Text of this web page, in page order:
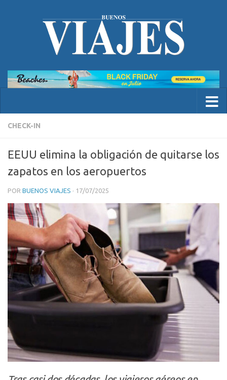
CHECK-IN
EEUU elimina la obligación de quitarse los
zapatos en los aeropuertos
POR BUENOS VIAJES · 17/07/2025